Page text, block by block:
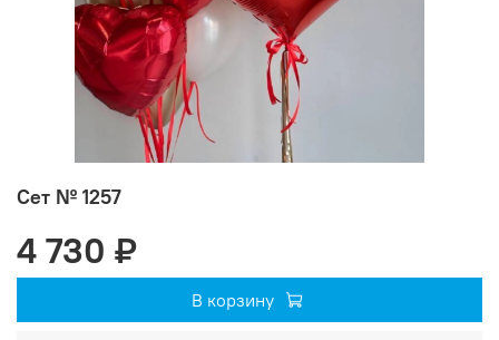
Сет № 1257
4 730 ₽
В корзину